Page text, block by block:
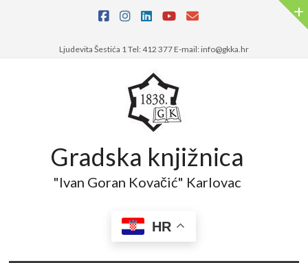
Ljudevita Šestića 1 Tel: 412 377 E-mail: info@gkka.hr
Gradska knjižnica
"Ivan Goran Kovačić" Karlovac
HR